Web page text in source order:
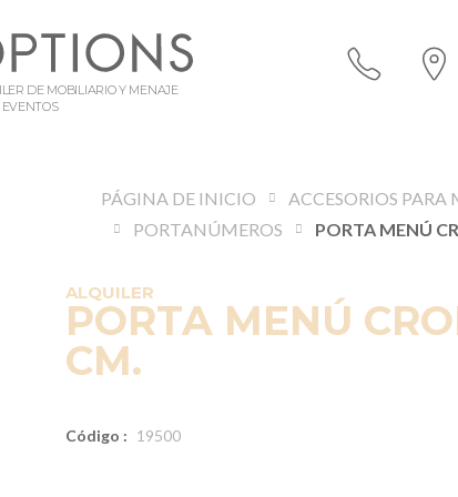
DE MOBILIARIO Y MENAJE
PÁGINA DE INICIO
PORTANÚMEROS
ALQUILER
PORTA MENÚ
CM.
Código : 19500